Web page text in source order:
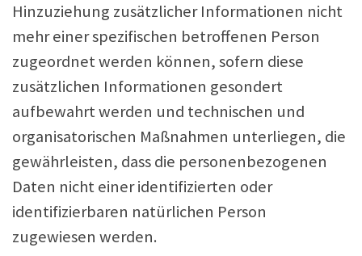
Hinzuziehung zusätzlicher Informationen nicht
mehr einer spezifischen betroffenen Person
zugeordnet werden können, sofern diese
zusätzlichen Informationen gesondert
aufbewahrt werden und technischen und
organisatorischen Maßnahmen unterliegen, die
gewährleisten, dass die personenbezogenen
Daten nicht einer identifizierten oder
identifizierbaren natürlichen Person
zugewiesen werden.